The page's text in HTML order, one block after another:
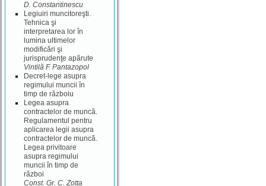
D. Constantinescu
Legiuiri muncitoreşti.
Tehnica şi
interpretarea lor în
lumina ultimelor
modificări şi
jurisprudenţe apărute
Vintilă F. Pantazopol
Decret-lege asupra
regimului muncii în
timp de războiu
Legea asupra
contractelor de muncă.
Regulamentul pentru
aplicarea legii asupra
contractelor de muncă.
Legea privitoare
asupra regimului
muncii în timp de
război
Const. Gr. C. Zotta